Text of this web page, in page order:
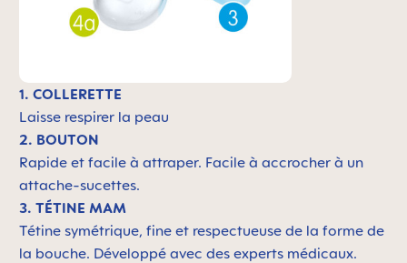
1. COLLERETTE
Laisse respirer la peau
2. BOUTON
Rapide et facile à attraper. Facile à accrocher à un
attache-sucettes.
3. TÉTINE MAM
Tétine symétrique, fine et respectueuse de la forme de
la bouche. Développé avec des experts médicaux.